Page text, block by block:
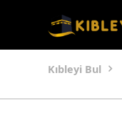
Kıbleyi Bul